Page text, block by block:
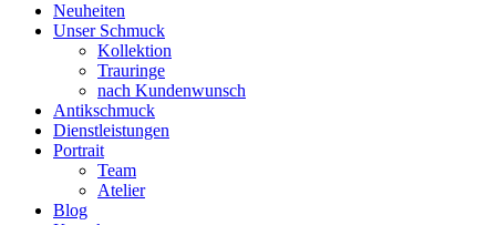
Neuheiten
Unser Schmuck
Kollektion
Trauringe
nach Kundenwunsch
Antikschmuck
Dienstleistungen
Portrait
Team
Atelier
Blog